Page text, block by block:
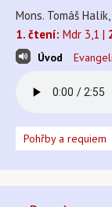
Mons. Tomáš
1. čtení: Mdr 3,1 |
Úvod
Pohřby a requiem